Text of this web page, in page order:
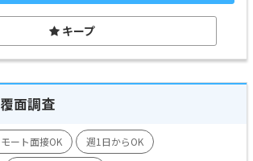
キープ
面調査
モート面接OK
週1日からOK